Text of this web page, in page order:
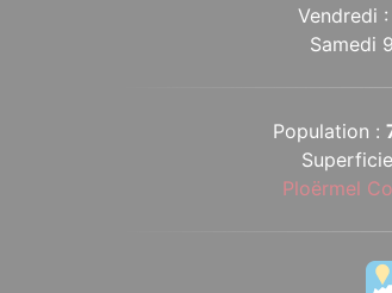
Vendredi
Samedi
Population :
Ploërmel